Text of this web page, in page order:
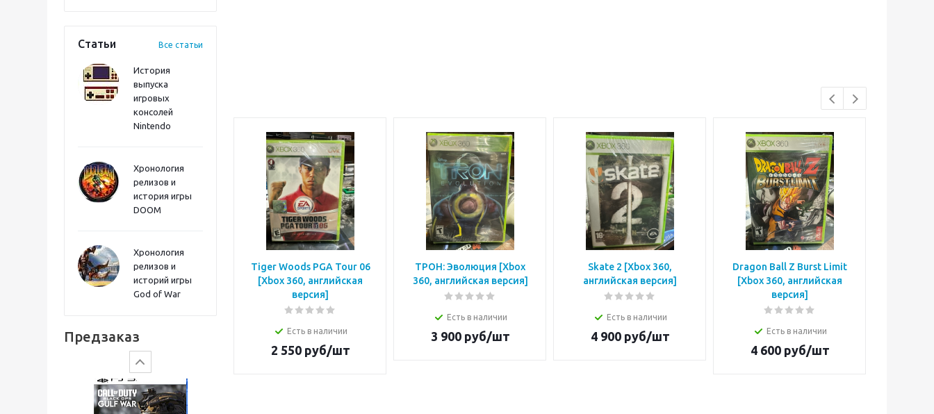
Статьи Все статьи
История
выпуска
игровых
консолей
Nintendo
Хронология
релизов и
история игры
DOOM
Хронология
релизов и
историй игры
God of War
Предзаказ
Onimusha: Way of the
Sword PS5
Tiger Woods PGA Tour 06
[Xbox 360, английская
версия]
Есть в наличии
2 550руб/шт
ТРОН: Эволюция [Xbox
360, английская версия]
Есть в наличии
3 900руб/шт
Skate 2 [Xbox 360,
английская версия]
Есть в наличии
4 900руб/шт
Dragon Ball Z Burst Limit
[Xbox 360, английская
версия]
Есть в наличии
4 600руб/шт